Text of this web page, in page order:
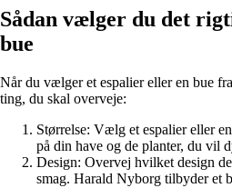
Sådan vælger du det
bue
Når du vælger et espalier eller en bue
ting, du skal overveje:
Størrelse: Vælg et espalier eller
på din have og de planter, du vil
Design: Overvej hvilket design
smag. Harald Nyborg tilbyder et